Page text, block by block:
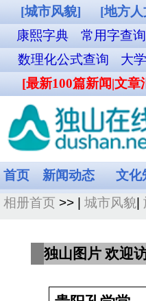
[城市风貌] [地方人文] [旅游景
康熙字典
常用字查询 古汉语字典
数理化公式查询
大学英语单词 英
[最新100篇新闻|文章汇总]
历史上
新闻动态 文化知识 网络文
相册首页>> | 城市风貌| 旅游景点 |地方
贵阳孔学堂――点击图片看
发布日期：2025-10-05(浏览